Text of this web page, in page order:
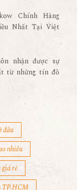
Chính Hãng
Nhất Tại Việt
nhận được sự
từ những tín đồ
đâu
nhiêu
rẻ
TP.HCM